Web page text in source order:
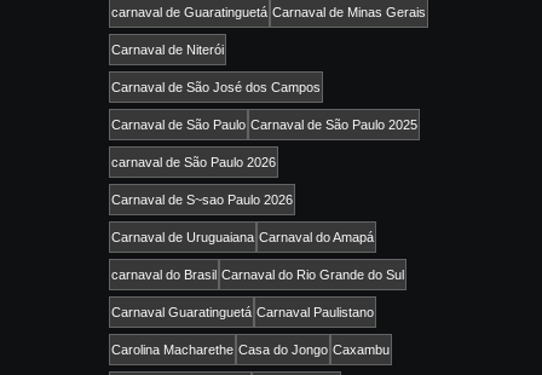
carnaval de Guaratinguetá Carnaval de Minas Gerais
Carnaval de Niterói
Carnaval de São José dos Campos
Carnaval de São Paulo Carnaval de São Paulo 2025
carnaval de São Paulo 2026
Carnaval de S~sao Paulo 2026
Carnaval de Uruguaiana Carnaval do Amapá
carnaval do Brasil Carnaval do Rio Grande do Sul
Carnaval Guaratinguetá Carnaval Paulistano
Carolina Macharethe Casa do Jongo Caxambu